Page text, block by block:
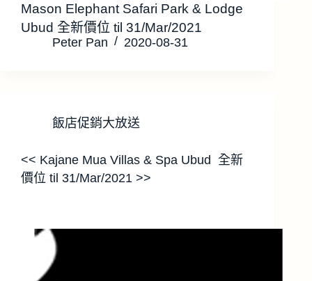
Mason Elephant Safari Park & Lodge
Ubud 全新價位 til 31/Mar/2021
Peter Pan 2020-08-31
飯店促銷大放送
<< Kajane Mua Villas & Spa Ubud 全新
價位 til 31/Mar/2021 >>